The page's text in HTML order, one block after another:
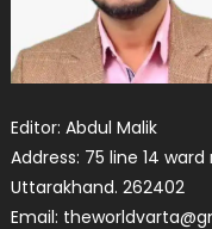
Editor: Abdul Malik
Address: 75 line 14
Uttarakhand. 262402
Email: